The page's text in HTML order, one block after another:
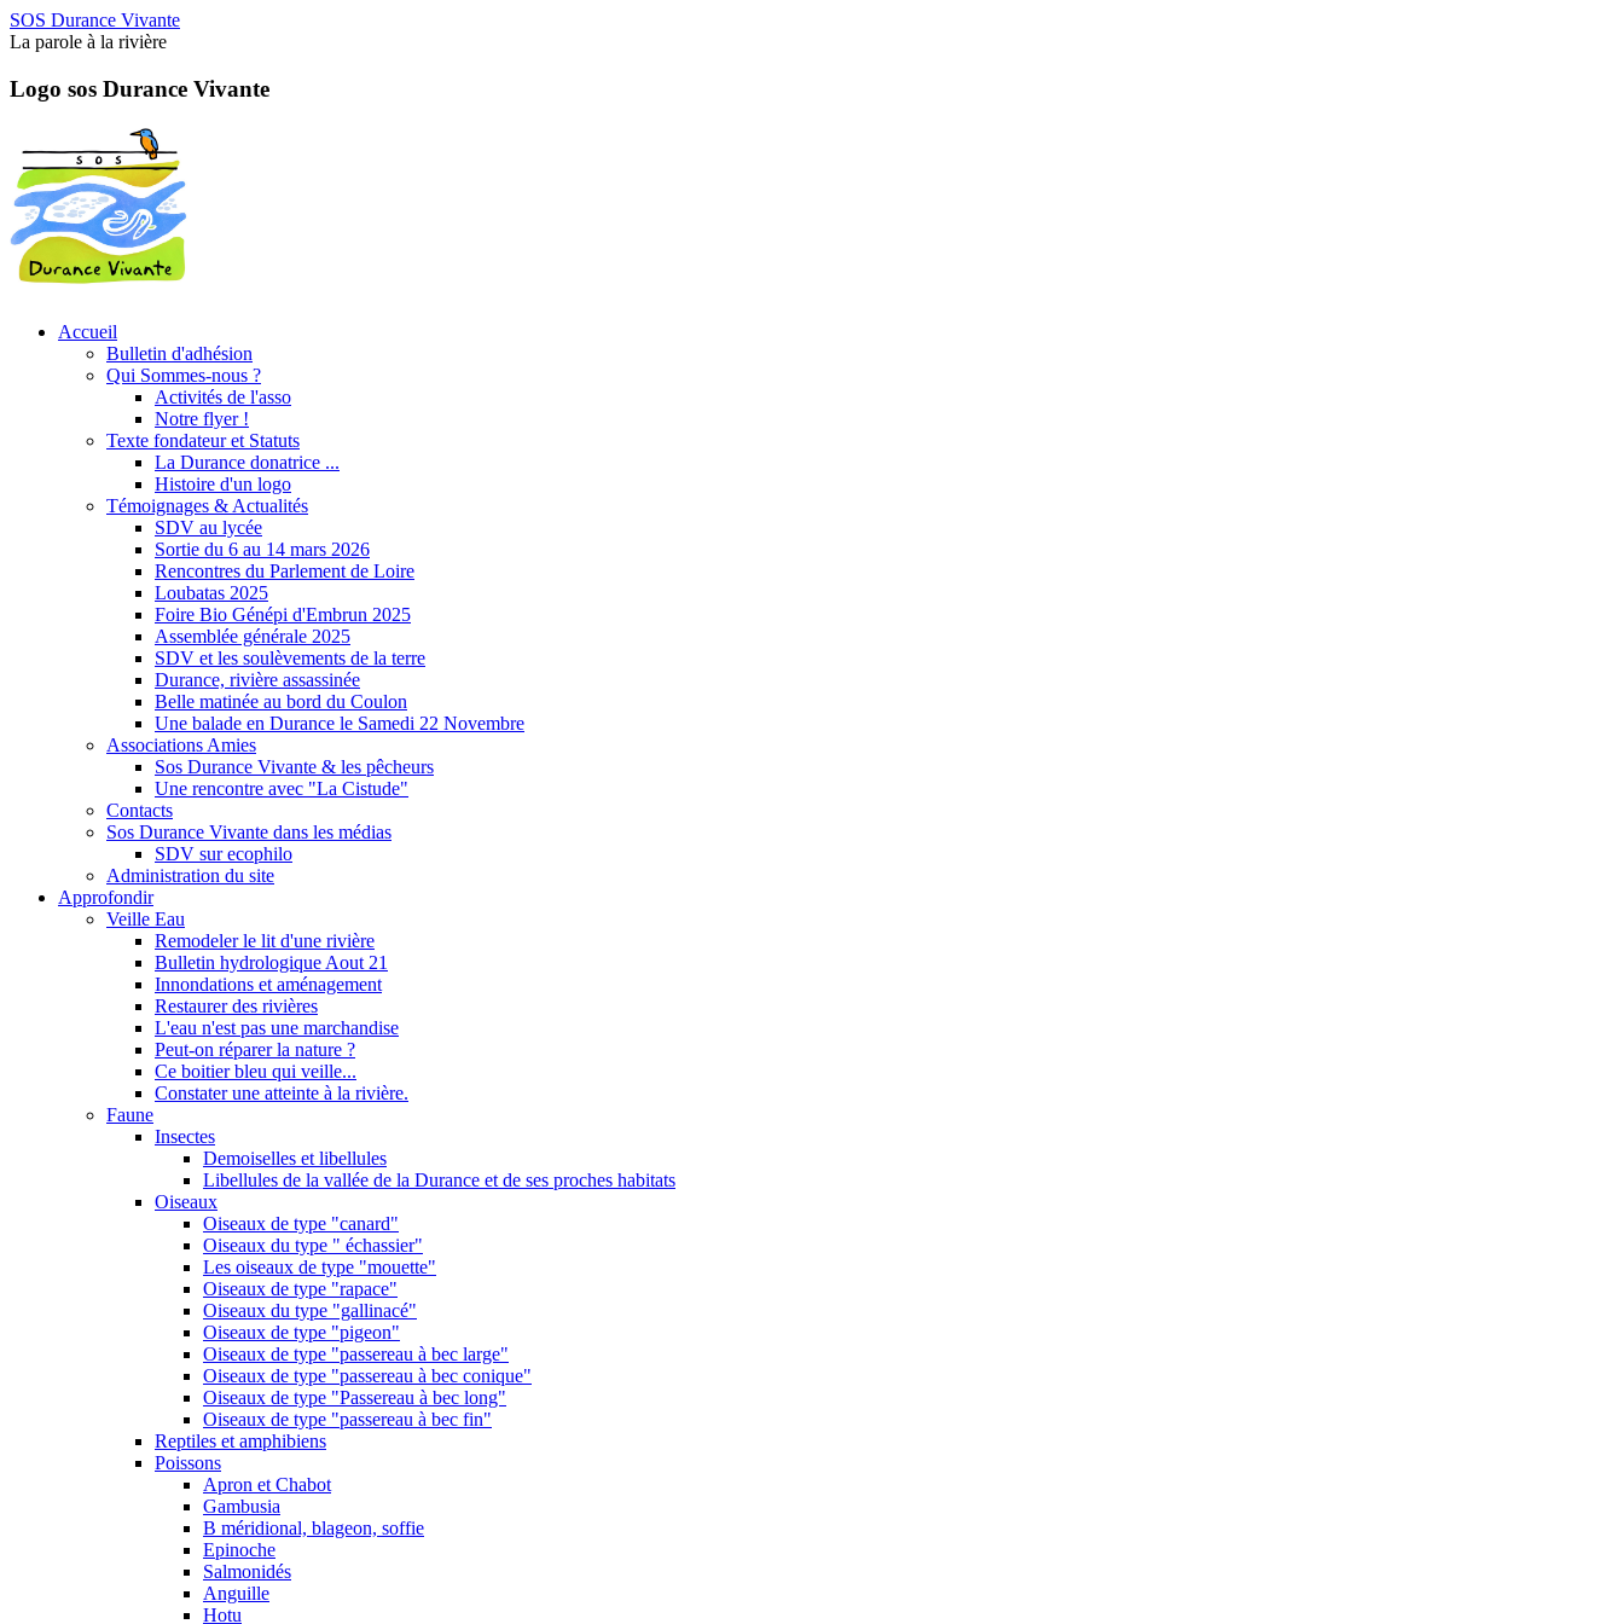
SOS Durance Vivante
La parole à la rivière
Logo sos Durance Vivante
Accueil
Bulletin d'adhésion
Qui Sommes-nous ?
Activités de l'asso
Notre flyer !
Texte fondateur et Statuts
La Durance donatrice ...
Histoire d'un logo
Témoignages & Actualités
SDV au lycée
Sortie du 6 au 14 mars 2026
Rencontres du Parlement de Loire
Loubatas 2025
Foire Bio Génépi d'Embrun 2025
Assemblée générale 2025
SDV et les soulèvements de la terre
Durance, rivière assassinée
Belle matinée au bord du Coulon
Une balade en Durance le Samedi 22 Novembre
Associations Amies
Sos Durance Vivante & les pêcheurs
Une rencontre avec "La Cistude"
Contacts
Sos Durance Vivante dans les médias
SDV sur ecophilo
Administration du site
Approfondir
Veille Eau
Remodeler le lit d'une rivière
Bulletin hydrologique Aout 21
Innondations et aménagement
Restaurer des rivières
L'eau n'est pas une marchandise
Peut-on réparer la nature ?
Ce boitier bleu qui veille...
Constater une atteinte à la rivière.
Faune
Insectes
Demoiselles et libellules
Libellules de la vallée de la Durance et de ses proches habitats
Oiseaux
Oiseaux de type "canard"
Oiseaux du type " échassier"
Les oiseaux de type "mouette"
Oiseaux de type "rapace"
Oiseaux du type "gallinacé"
Oiseaux de type "pigeon"
Oiseaux de type "passereau à bec large"
Oiseaux de type "passereau à bec conique"
Oiseaux de type "Passereau à bec long"
Oiseaux de type "passereau à bec fin"
Reptiles et amphibiens
Poissons
Apron et Chabot
Gambusia
B méridional, blageon, soffie
Epinoche
Salmonidés
Anguille
Hotu